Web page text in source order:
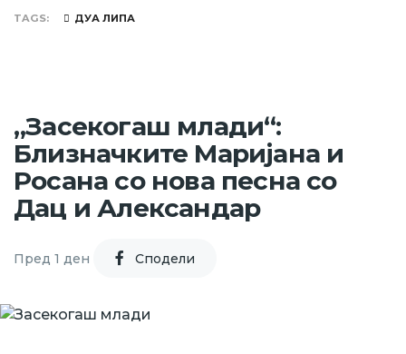
TAGS ДУА ЛИПА
„Засекогаш млади“:
Близначките Маријана и
Росана со нова песна со
Дац и Александар
Пред 1 ден Cподели